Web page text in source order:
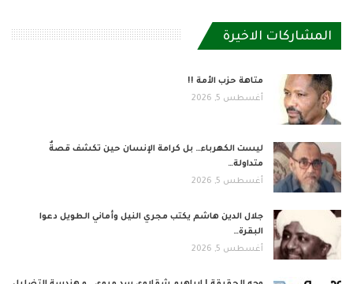
المشاركات الاخيرة
متاهة حزب الأمة !!
أغسطس 5, 2026
ليست الكهرباء… بل كرامة الإنسان حين تكشف قصةٌ
متداولة…
أغسطس 5, 2026
جلال الدين هاشم يكتب مجري النيل وأماني الطويل دعوا
البقرة…
أغسطس 5, 2026